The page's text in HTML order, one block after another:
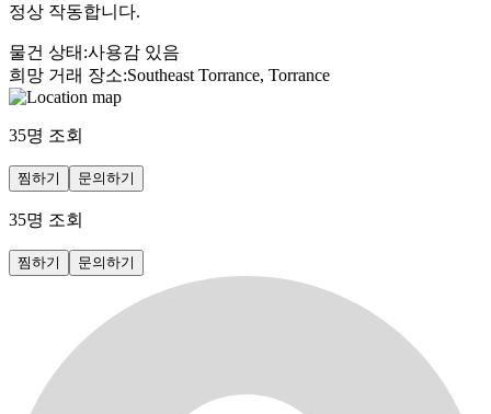
정상 작동합니다.
물건 상태 :사용감 있음
희망 거래 장소:Southeast Torrance, Torrance
35명 조회
찜하기 문의하기
35명 조회
찜하기 문의하기